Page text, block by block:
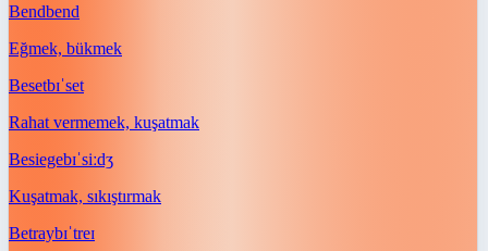
Bendbend
Eğmek, bükmek
Besetbɪˈset
Rahat vermemek, kuşatmak
Besiegebɪˈsiːdʒ
Kuşatmak, sıkıştırmak
Betraybɪˈtreɪ